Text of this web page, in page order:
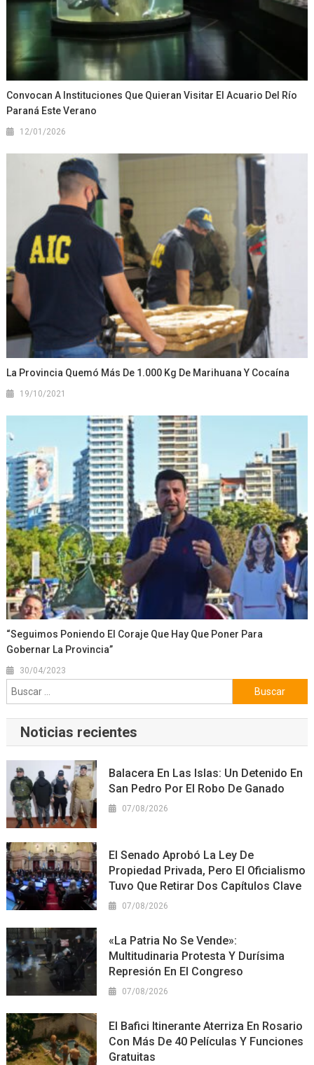
Convocan A Instituciones Que Quieran Visitar El Acuario Del Río
Paraná Este Verano
12/01/2026
La Provincia Quemó Más De 1.000 Kg De Marihuana Y Cocaína
19/10/2021
“Seguimos Poniendo El Coraje Que Hay Que Poner Para
Gobernar La Provincia”
30/04/2023
Buscar:
Noticias recientes
Balacera En Las Islas: Un Detenido En
San Pedro Por El Robo De Ganado
07/08/2026
El Senado Aprobó La Ley De
Propiedad Privada, Pero El Oficialismo
Tuvo Que Retirar Dos Capítulos Clave
07/08/2026
«La Patria No Se Vende»:
Multitudinaria Protesta Y Durísima
Represión En El Congreso
07/08/2026
El Bafici Itinerante Aterriza En Rosario
Con Más De 40 Películas Y Funciones
Gratuitas